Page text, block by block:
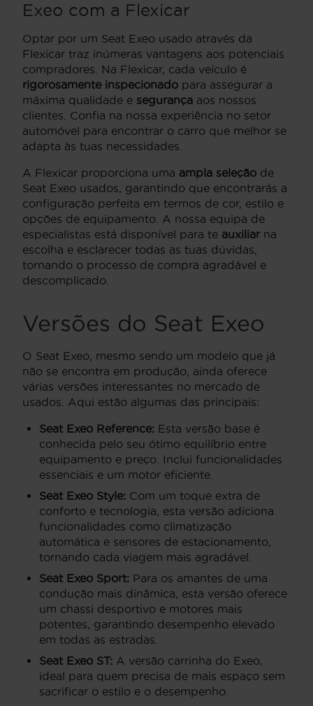
Exeo com a Flexicar
Optar por um Seat Exeo usado através da
Flexicar traz inúmeras vantagens aos potenciais
compradores. Na Flexicar, cada veículo é
rigorosamente inspecionado para assegurar a
máxima qualidade e segurança aos nossos
clientes. Confia na nossa experiência no setor
automóvel para encontrar o carro que melhor se
adapta às tuas necessidades.
A Flexicar proporciona uma ampla seleção de
Seat Exeo usados, garantindo que encontrarás a
configuração perfeita em termos de cor, estilo e
opções de equipamento. A nossa equipa de
especialistas está disponível para te auxiliarna
escolha e esclarecer todas as tuas dúvidas,
tornando o processo de compra agradável e
descomplicado.
Versões do Seat Exeo
O Seat Exeo, mesmo sendo um modelo que já
não se encontra em produção, ainda oferece
várias versões interessantes no mercado de
usados. Aqui estão algumas das principais:
Seat Exeo Reference: Esta versão base é
conhecida pelo seu ótimo equilíbrio entre
equipamento e preço. Inclui funcionalidades
essenciais e um motor eficiente.
Seat Exeo Style: Com um toque extra de
conforto e tecnologia, esta versão adiciona
funcionalidades como climatização
automática e sensores de estacionamento,
tornando cada viagem mais agradável.
Seat Exeo Sport: Para os amantes de uma
condução mais dinâmica, esta versão oferece
um chassi desportivo e motores mais
potentes, garantindo desempenho elevado
em todas as estradas.
Seat Exeo ST: A versão carrinha do Exeo,
ideal para quem precisa de mais espaço sem
sacrificar o estilo e o desempenho.